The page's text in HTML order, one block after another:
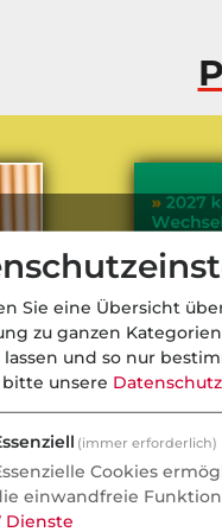
Die
Sie eine Übersicht
zu ganzen
und so nur
bitte unsere
(immer erforderlich)
Cookies
einwandfreie
Dienste